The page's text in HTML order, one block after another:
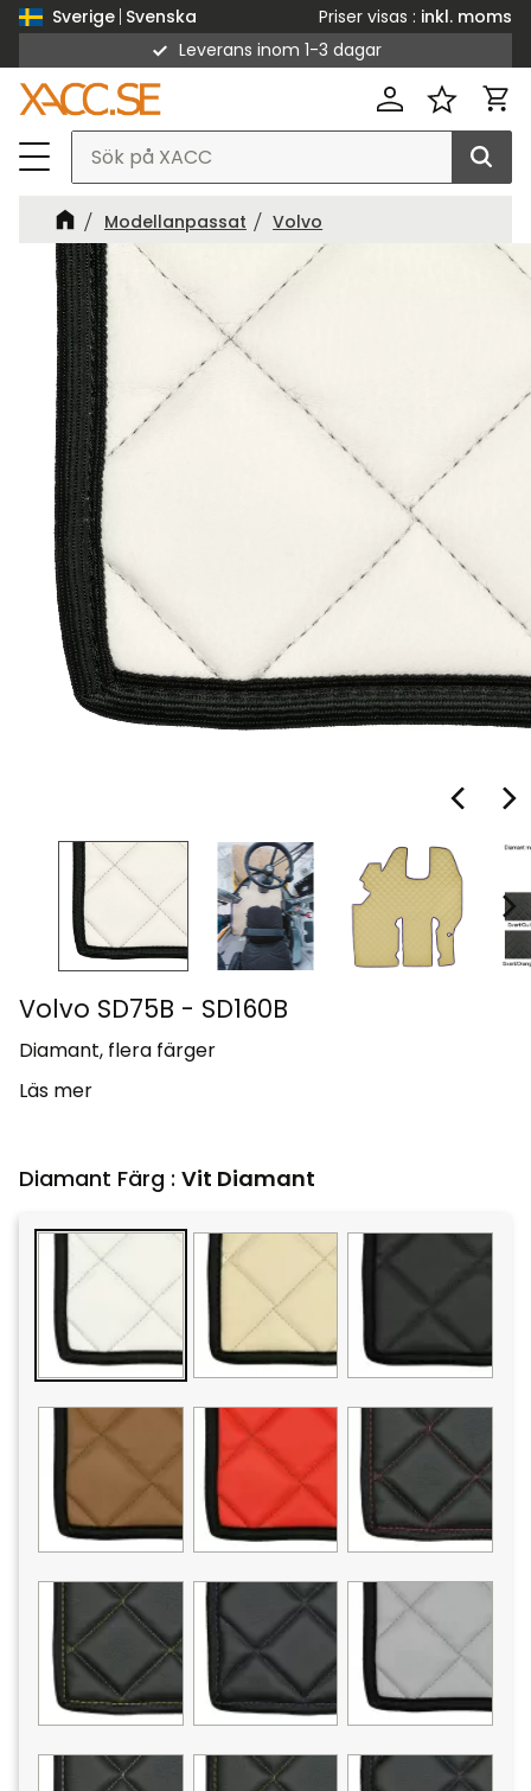
Sverige Svenska Priser visas
inkl. moms
Leverans inom 1-3 dagar
Modellanpassat Volvo
Volvo SD75B - SD160B
Diamant, flera färger
Läs mer
Diamant Färg : Vit Diamant